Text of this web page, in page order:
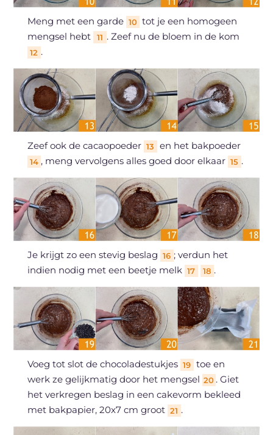
Meng met een garde 10 tot je een homogeen
mengsel hebt
11 . Zeef nu de bloem in de kom
12 .
Zeef ook de cacaopoeder 13 en het bakpoeder
14 , meng vervolgens alles goed door elkaar 15 .
Je krijgt zo een stevig beslag 16 ; verdun het
indien nodig met een beetje melk 17 18 .
Voeg tot slot de chocoladestukjes 19 toe en
werk ze gelijkmatig door het mengsel 20 . Giet
het verkregen beslag in een cakevorm bekleed
met bakpapier, 20x7 cm groot 21 .